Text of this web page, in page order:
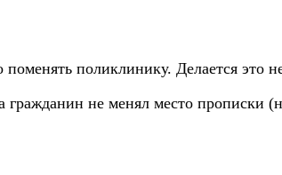
поликлинику. Делается это
гражданин не менял место прописки